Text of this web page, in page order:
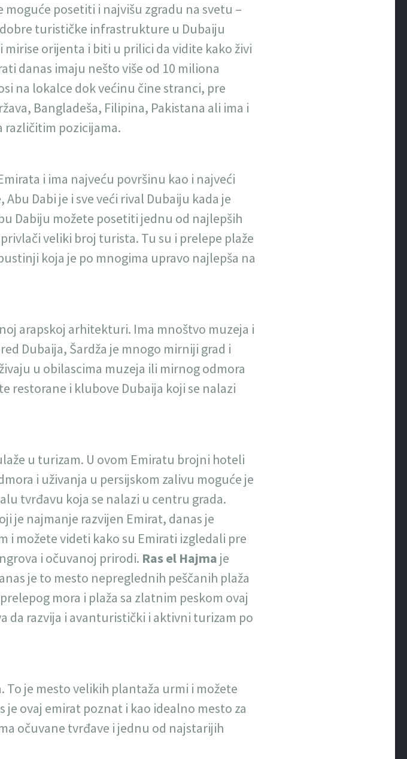
posetiti i najvišu zgradu na svetu –
turističke infrastrukture u Dubaiju
orijenta i biti u prilici da vidite kako živi
danas imaju nešto više od 10 miliona
na lokalce dok većinu čine stranci, pre
Bangladeša, Filipina, Pakistana ali ima i
različitim pozicijama.
i ima najveću površinu kao i najveći
Dabi je i sve veći rival Dubaiju kada je
Dabiju možete posetiti jednu od najlepših
veliki broj turista. Tu su i prelepe plaže
koja je po mnogima upravo najlepša na
arapskoj arhitekturi. Ima mnoštvo muzeja i
Dubaija, Šardža je mnogo mirniji grad i
u obilascima muzeja ili mirnog odmora
restorane i klubove Dubaija koji se nalazi
u turizam. U ovom Emiratu brojni hoteli
i uživanja u persijskom zalivu moguće je
tvrđavu koja se nalazi u centru grada.
je najmanje razvijen Emirat, danas je
možete videti kako su Emirati izgledali pre
i očuvanoj prirodi. Ras el Hajma je
je to mesto nepreglednih peščanih plaža
mora i plaža sa zlatnim peskom ovaj
da razvija i avanturistički i aktivni turizam po
To je mesto velikih plantaža urmi i možete
ovaj emirat poznat i kao idealno mesto za
očuvane tvrđave i jednu od najstarijih